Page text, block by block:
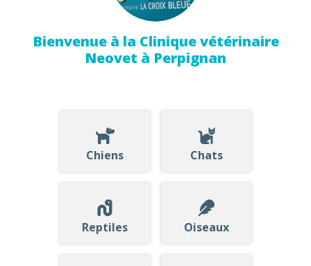
Bienvenue à la Clinique vétérinaire
Neovet à Perpignan
Chiens Chats
Reptiles Oiseaux